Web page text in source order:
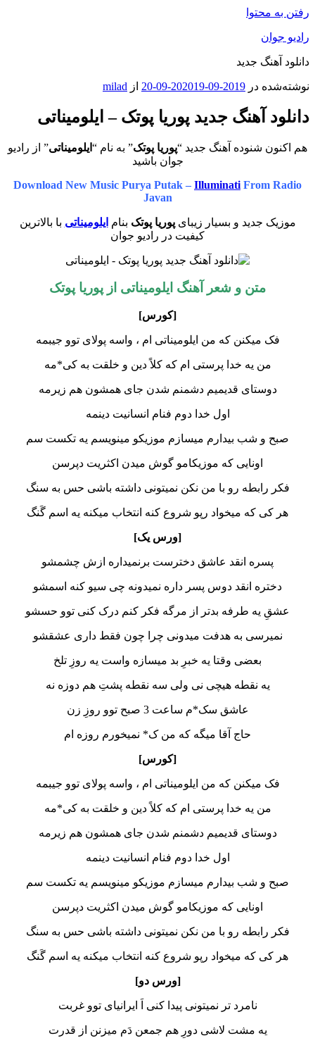
رفتن به محتوا
رادیو جوان
دانلود آهنگ جدید
نوشته‌شده در 2019-09-20
2019-09-20 از milad
دانلود آهنگ جدید پوریا پوتک – ایلومیناتی
هم اکنون شنوده آهنگ جدید “پوریا پوتک” به نام “ ایلومیناتی” از رادیو
جوان باشید
Download New Music Purya Putak – Illuminati From Radio
Javan
موزیک جدید و بسیار زیبایپوریا پوتک بنام ایلومیناتی با بالاترین
کیفیت در رادیو جوان
متن و شعر آهنگ ایلومیناتی از پوریا پوتک
[کورس]
فک میکنن که من ایلومیناتی ام ، واسه پولای توو جیبمه
من یه خدا پرستی ام که کلاً دین و خلقت به کی*مه
دوستای قدیمیم دشمنم شدن جای همشون هم زیرمه
اول خدا دوم فنام انسانیت دینمه
صبح و شب بیدارم میسازم موزیکو مینویسم یه تکست سم
اونایی که موزیکامو گوش میدن اکثریت دپرسن
فکر رابطه رو با من نکن نمیتونی داشته باشی حس به سنگ
هر کی که میخواد رپو شروع کنه انتخاب میکنه یه اسم گَنگ
[ورس یک]
پسره انقد عاشق دخترست برنمیداره ازش چشمشو
دختره انقد دوس پسر داره نمیدونه چی سیو کنه اسمشو
عشقِ یه طرفه بدتر از مرگه فکر کنم درک کنی توو حسشو
نمیرسی به هدفت میدونی چرا چون فقط داری عشقشو
بعضی وقتا یه خبرِ بد میسازه واست یه روزِ تلخ
یه نقطه هیچی نی ولی سه نقطه پشتِ هم دوزه نه
عاشق سک*م ساعت 3 صبح توو روزِ زن
حاج آقا میگه که من ک* نمیخورم روزه ام
[کورس]
فک میکنن که من ایلومیناتی ام ، واسه پولای توو جیبمه
من یه خدا پرستی ام که کلاً دین و خلقت به کی*مه
دوستای قدیمیم دشمنم شدن جای همشون هم زیرمه
اول خدا دوم فنام انسانیت دینمه
صبح و شب بیدارم میسازم موزیکو مینویسم یه تکست سم
اونایی که موزیکامو گوش میدن اکثریت دپرسن
فکر رابطه رو با من نکن نمیتونی داشته باشی حس به سنگ
هر کی که میخواد رپو شروع کنه انتخاب میکنه یه اسم گَنگ
[ورس دو]
نامرد تر نمیتونی پیدا کنی اَ ایرانیای توو غربت
یه مشت لاشی دورِ هم جمعن دَم میزنن از قدرت